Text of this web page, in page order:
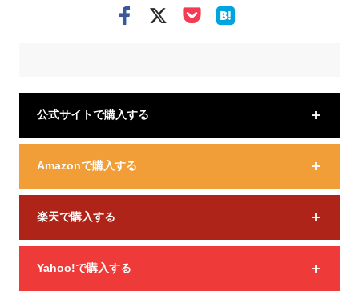
公式サイトで購入する
Amazonで購入する
楽天で購入する
Yahoo!で購入する